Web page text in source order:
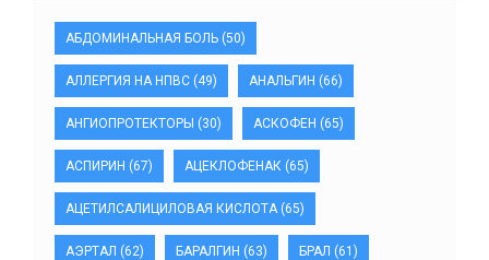
АБДОМИНАЛЬНАЯ БОЛЬ (50)
АЛЛЕРГИЯ НА НПВС (49) АНАЛЬГИН (66)
АНГИОПРОТЕКТОРЫ (30) АСКОФЕН (65)
АСПИРИН (67) АЦЕКЛОФЕНАК (65)
АЦЕТИЛСАЛИЦИЛОВАЯ КИСЛОТА(65)
АЭРТАЛ (62) БАРАЛГИН (63) БРАЛ (61)